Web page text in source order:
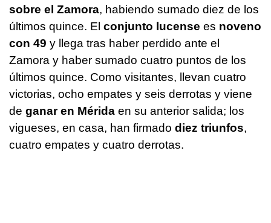
sobre el Zamora, habiendo sumado diez de los
últimos quince. El conjunto lucense es noveno
con 49 y llega tras haber perdido ante el
Zamora y haber sumado cuatro puntos de los
últimos quince. Como visitantes, llevan cuatro
victorias, ocho empates y seis derrotas y viene
de ganar en Mérida en su anterior salida; los
vigueses, en casa, han firmado diez triunfos,
cuatro empates y cuatro derrotas.